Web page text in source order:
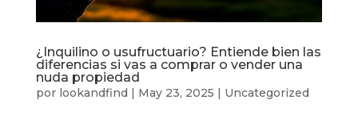
¿Inquilino o usufructuario? Entiende bien las
diferencias si vas a comprar o vender una
nuda propiedad
por lookandfind May 23, 2025 Uncategorized